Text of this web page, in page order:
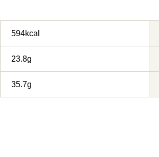
594kcal
23.8g
35.7g